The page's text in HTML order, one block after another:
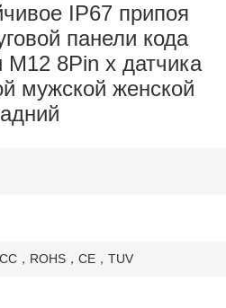
IP67 припоя
панели кода
M12 8Pin x датчика
мужской женской
，ROHS，CE，TUV